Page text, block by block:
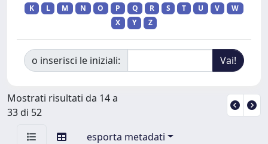
K
L M N O P Q R S T U V
W
X
Y Z
o inserisci le iniziali:
Mostrati risultati da 14 a
33 di 52
esporta metadati